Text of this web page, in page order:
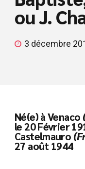
ou J.
3 décembre
Né(e) à Venaco
le 20 Février
Castelmauro
27 août 1944